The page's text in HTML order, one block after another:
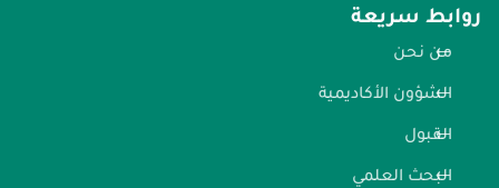
روابط سريعة
من نحن
الشؤون الأكاديمية
القبول
البحث العلمي